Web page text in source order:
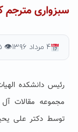
سبزواری مترجم
۴ مرداد ۱۳۹۶ 👁 ۱۵ بازدید
رئیس دانشکده
مجموعه مقالات
توسط دکتر علی